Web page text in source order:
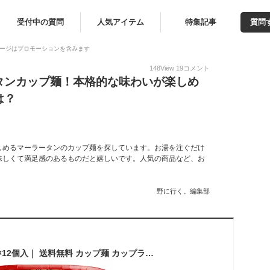
受付中の質問 人気アイテム 特集記事 質問
ジはプロモーションを含みます
148View 19コメント
カップ麺！本格的な味わいが楽しめ
るマーラータンのカップ麺を探しています。お湯を注ぐだけ
くて満足感のあるものだと嬉しいです。人気の商品など、お
野に行く。編集部
医食同源 麻辣湯 88g×12個入｜ 送料無料 カップ麺 カップラーメン マーラー マーラータン ダイエット麺 シビ辛 旨辛 麻辣 香辛料 グルテンフリー 春雨 さつまいも麺